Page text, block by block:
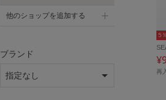
5
再
他のショップを追加する
ブランド